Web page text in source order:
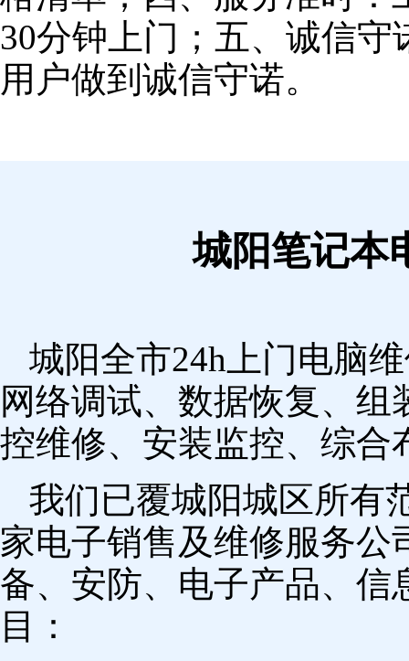
30分钟上门；五、诚信
用户做到诚信守诺。
城阳笔记本
城阳全市24h上门电脑
网络调试、数据恢复、
控维修、安装监控、综合
我们已覆城阳城区所有
家电子销售及维修服务公
备、安防、电子产品、信
目：